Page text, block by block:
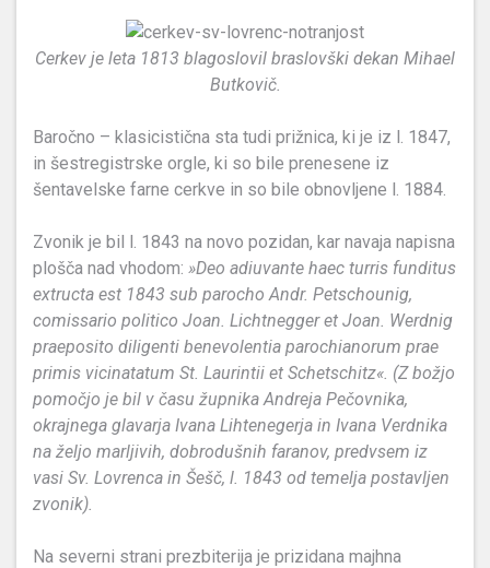
Cerkev je leta 1813 blagoslovil braslovški dekan Mihael
Butkovič.
Baročno – klasicistična sta tudi prižnica, ki je iz l. 1847,
in šestregistrske orgle, ki so bile prenesene iz
šentavelske farne cerkve in so bile obnovljene l. 1884.
Zvonik je bil l. 1843 na novo pozidan, kar navaja napisna
plošča nad vhodom: »Deo adiuvante haec turris funditus
extructa est 1843 sub parocho Andr. Petschounig,
comissario politico Joan. Lichtnegger et Joan. Werdnig
praeposito diligenti benevolentia parochianorum prae
primis vicinatatum St. Laurintii et Schetschitz«. (Z božjo
pomočjo je bil v času župnika Andreja Pečovnika,
okrajnega glavarja Ivana Lihtenegerja in Ivana Verdnika
na željo marljivih, dobrodušnih faranov, predvsem iz
vasi Sv. Lovrenca in Šešč, l. 1843 od temelja postavljen
zvonik).
Na severni strani prezbiterija je prizidana majhna